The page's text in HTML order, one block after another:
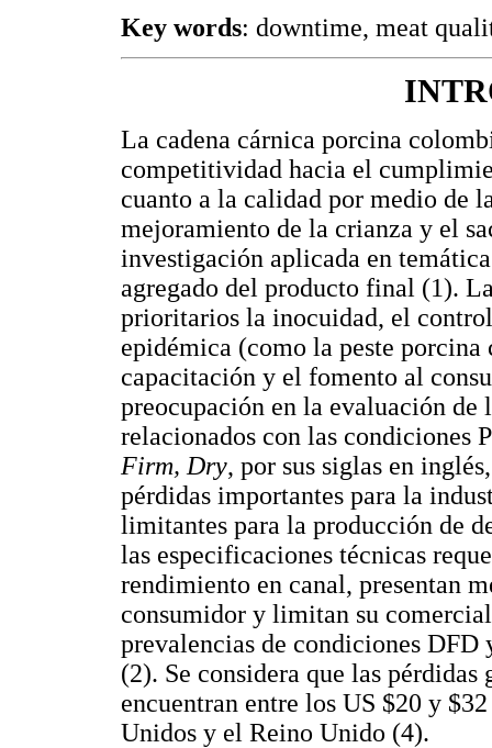
Key words: downtime, meat
La cadena cárnica porcina
competitividad hacia el
cuanto a la calidad por medio de
mejoramiento de la crianza y el
investigación aplicada en
agregado del producto final (1).
prioritarios la inocuidad, el
epidémica (como la peste
capacitación y el fomento al
preocupación en la evaluación de
relacionados con las condiciones
Firm, Dry, por sus siglas en
pérdidas importantes para la
limitantes para la producción de
las especificaciones técnicas
rendimiento en canal, presentan
consumidor y limitan su
prevalencias de condiciones DFD
(2). Se considera que las
encuentran entre los US $20 y
Unidos y el Reino Unido (4).